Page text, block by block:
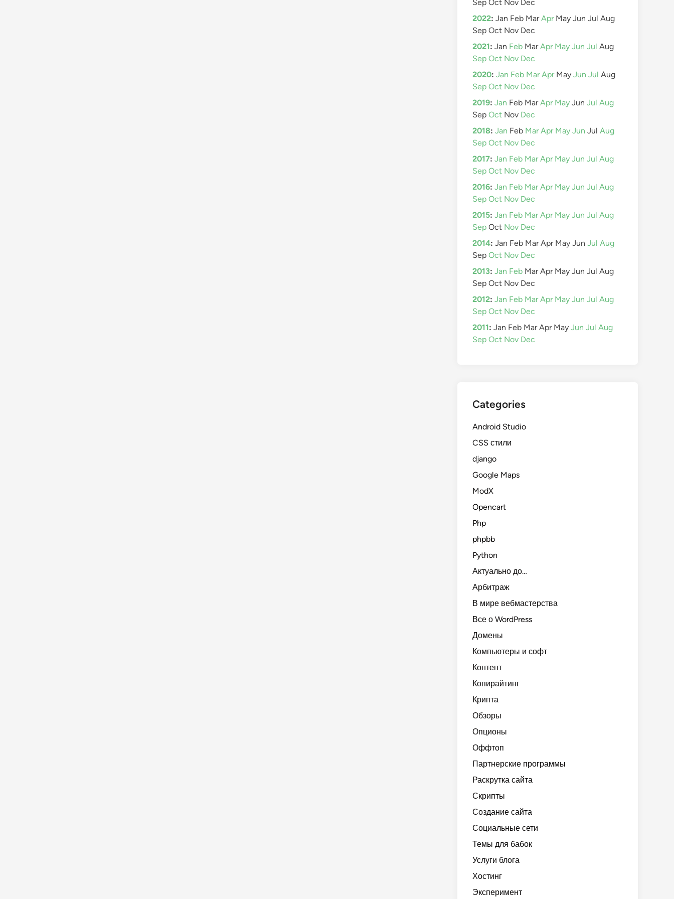
Sep Oct Nov Dec
2022: Jan Feb Mar Apr May Jun Jul Aug
Sep Oct Nov Dec
2021: Jan Feb Mar Apr May Jun Jul Aug
Sep Oct Nov Dec
2020: Jan Feb Mar Apr May Jun Jul Aug
Sep Oct Nov Dec
2019: Jan Feb Mar Apr May Jun Jul Aug
Sep Oct Nov Dec
2018: Jan Feb Mar Apr May Jun Jul Aug
Sep Oct Nov Dec
2017: Jan Feb Mar Apr May Jun Jul Aug
Sep Oct Nov Dec
2016: Jan Feb Mar Apr May Jun Jul Aug
Sep Oct Nov Dec
2015: Jan Feb Mar Apr May Jun Jul Aug
Sep Oct Nov Dec
2014: Jan Feb Mar Apr May Jun Jul Aug
Sep Oct Nov Dec
2013: Jan Feb Mar Apr May Jun Jul Aug
Sep Oct Nov Dec
2012: Jan Feb Mar Apr May Jun Jul Aug
Sep Oct Nov Dec
2011: Jan Feb Mar Apr May Jun Jul Aug
Sep Oct Nov Dec
Categories
Android Studio
CSS стили
django
Google Maps
ModX
Opencart
Php
phpbb
Python
Актуально до…
Арбитраж
В мире вебмастерства
Все о WordPress
Домены
Компьютеры и софт
Контент
Копирайтинг
Крипта
Обзоры
Опционы
Оффтоп
Партнерские программы
Раскрутка сайта
Скрипты
Создание сайта
Социальные сети
Темы для бабок
Услуги блога
Хостинг
Эксперимент